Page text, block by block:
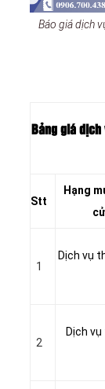
Báo giá dịch
Bảng giá
Stt
Hạng
1
Dịch vụ
2
Dịch